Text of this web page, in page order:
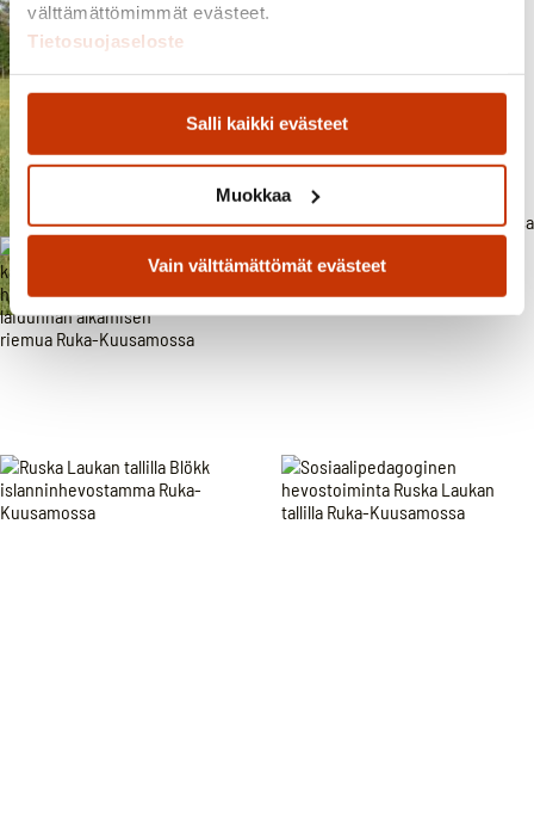
välttämättömimmät evästeet.
Tietosuojaseloste
Salli kaikki evästeet
Muokkaa
Vain välttämättömät evästeet
Ruska Laukan tallilla Blökk islanninhevostamma Ruka-Kuusamossa
Kuusamossa